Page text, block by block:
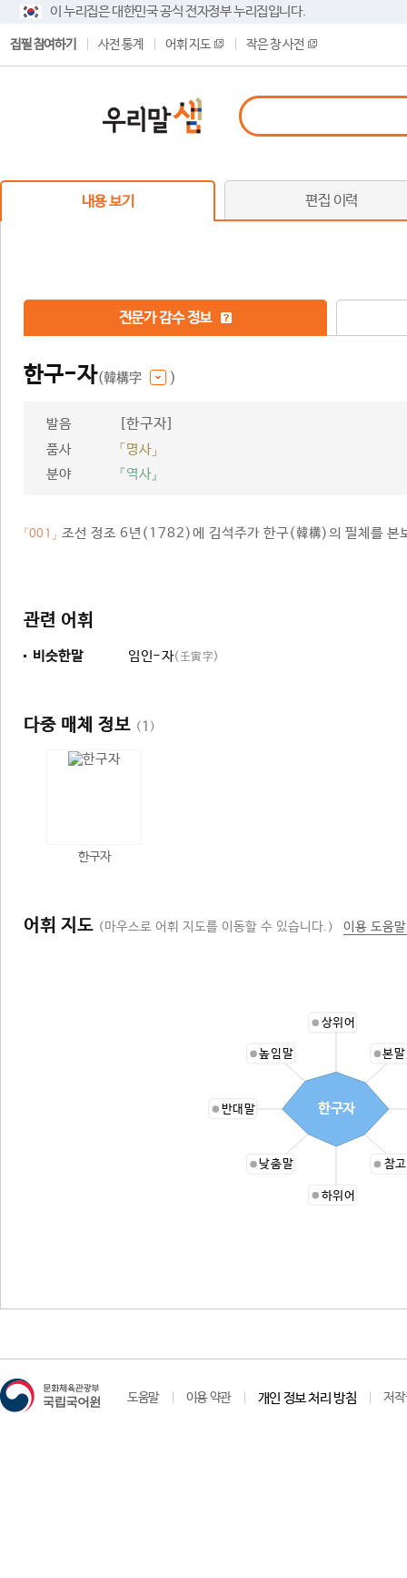
이 누리집은 대한민국 공식 전자정부 누리집입니다.
집필 참여하기 사전 통계 어휘 지도 작은 창 사전
내용 보기 편집 이력
전문가 감수 정보
한구-자(韓構字 )
발음 [한구자]
품사
「명사」
분야
『역사』
「001」 조선 정조 6년(1782)에 김석주가 한구(韓構)의 필체를 본
관련 어휘
비슷한말 임인-자(壬寅字)
다중 매체 정보 (1 )
한구자
어휘 지도 (마우스로 어휘 지도를 이동할 수 있습니다.) 이용 도움
상위어
본
참
하위어
낮춤말
반대말
높임말
한구자
도움말 이용 약관 개인 정보 처리 방침 저